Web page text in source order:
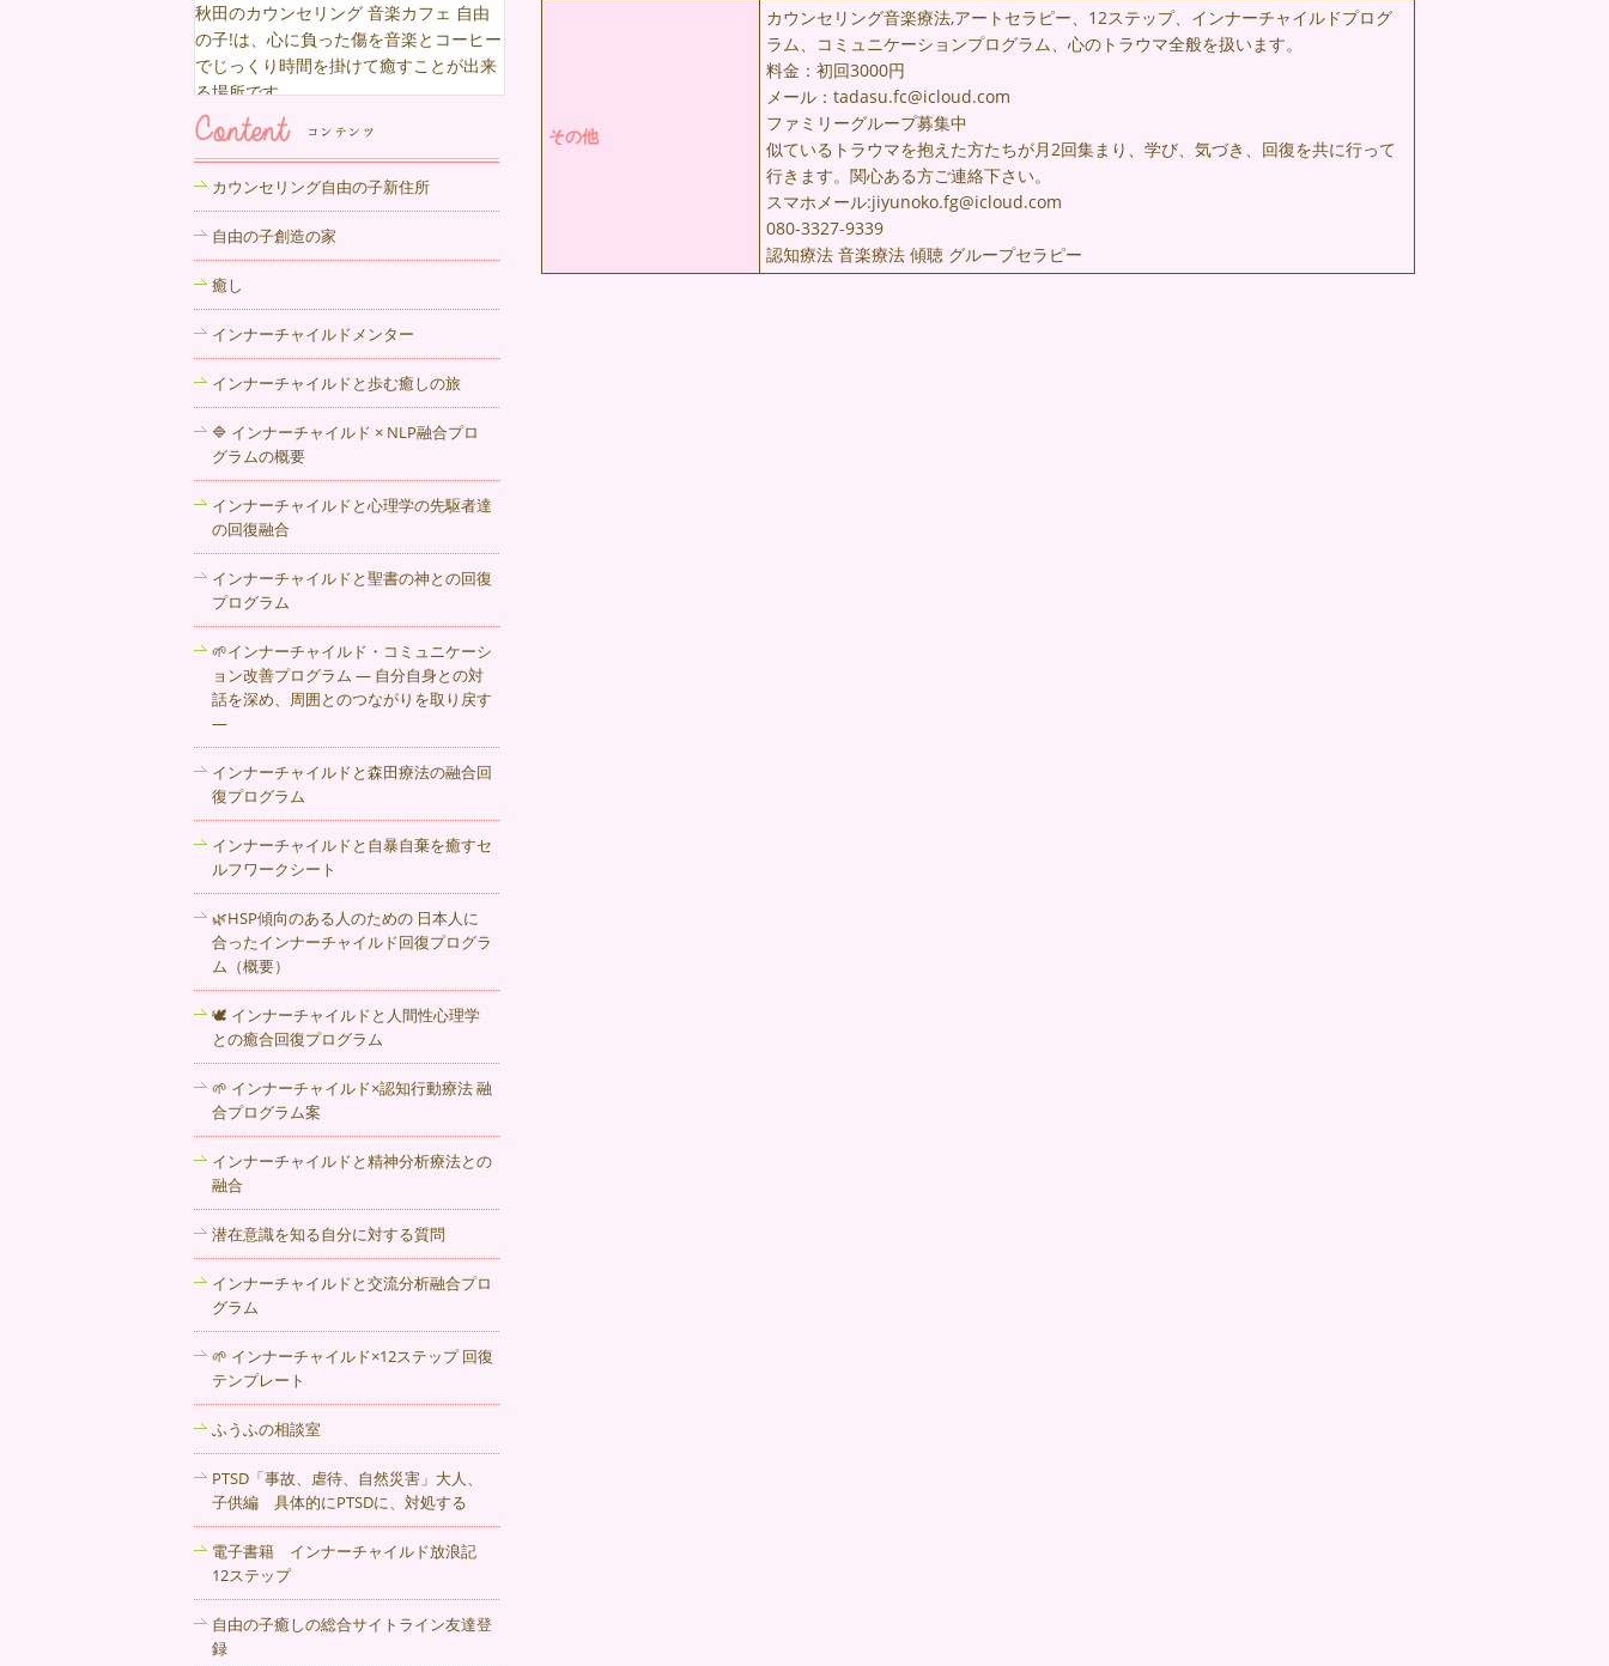
その他
カウンセリング音楽療法,アートセラピー、12ステップ、インナーチャイルドプログ
ラム、コミュニケーションプログラム、心のトラウマ全般を扱います。
料金：初回3000円
メール：tadasu.fc@icloud.com
ファミリーグループ募集中
似ているトラウマを抱えた方たちが月2回集まり、学び、気づき、回復を共に行って
行きます。関心ある方ご連絡下さい。
スマホメール:jiyunoko.fg@icloud.com
080-3327-9339
認知療法 音楽療法 傾聴 グループセラピー
秋田のカウンセリング 音楽カフェ 自由
の子!は、心に負った傷を音楽とコーヒー
でじっくり時間を掛けて癒すことが出来
る場所です。
2017年12月6日
心の中でもやもやしている悩み、話すこ
とでラクになる場合もあります。心理カ
ウンセリング 千葉のカウンセリングルー
ムまでお気軽にどうぞ。
2017年11月29日
仕事、恋愛、人間関係、自分自身・・・
秋田のカウンセリング 音楽カフェ 自由
耳を傾けます。
2017年11月21日
秋田市にある自由の子は心に深く傷を持
った人の苦しみや痛みを共有し凍りつい
てしまった心を溶かす手伝いを行ってい
るカウンセリングルームです。
生きていると、つらいことが沢山あると
思います。今、壁にぶつかってしまって
サービスを活用しましょう。
2017年11月9日
恋愛やご夫婦のコミュニケーションは多
くの人にとって、生涯にわたって課題に
ご家族や友人にお話し出来ないようなこ
ともあると思います。そんな時には、秋
田のカウンセリング 音楽カフェ 自由の
子 !までご相談ください。
2017年11月1日
心の中でもやもやしている悩み、話すこ
とでラクになる場合もあります。心理カ
ウンセリング 秋田のカウンセリングルー
ム 自由の子まで、お気軽にご相談くだ
2017年10月25日
いじめや引きこもり、登校拒否…お子様
のお悩みもご相談ください。相談方法は
メールや電話でも可能です。秋田のカウ
ンセリングルームまでお気軽にどうぞ。
対人関係の悩み、生活環境の変化など私
たちは毎日ストレス社会と戦っていま
す。毎日気分が良くない、不安や悲哀感
ンセリングルームでご相談ください。
2017年10月11日
日々、生きづらさを抱えていたり、人間
カウンセリング自由の子新住所
自由の子創造の家
癒し
インナーチャイルドメンター
インナーチャイルドと歩む癒しの旅
🔷 インナーチャイルド × NLP融合プロ
グラムの概要
インナーチャイルドと心理学の先駆者達
の回復融合
インナーチャイルドと聖書の神との回復
プログラム
🌱インナーチャイルド・コミュニケーシ
ョン改善プログラム ― 自分自身との対
話を深め、周囲とのつながりを取り戻す
―
インナーチャイルドと森田療法の融合回
復プログラム
インナーチャイルドと自暴自棄を癒すセ
ルフワークシート
🌿HSP傾向のある人のための 日本人に
合ったインナーチャイルド回復プログラ
ム（概要）
🕊 インナーチャイルドと人間性心理学
との癒合回復プログラム
🌱 インナーチャイルド×認知行動療法 融
合プログラム案
インナーチャイルドと精神分析療法との
融合
潜在意識を知る自分に対する質問
インナーチャイルドと交流分析融合プロ
グラム
🌱 インナーチャイルド×12ステップ 回復
テンプレート
ふうふの相談室
PTSD「事故、虐待、自然災害」大人、
子供編 具体的にPTSDに、対処する
電子書籍 インナーチャイルド放浪記
12ステップ
自由の子癒しの総合サイトライン友達登
録